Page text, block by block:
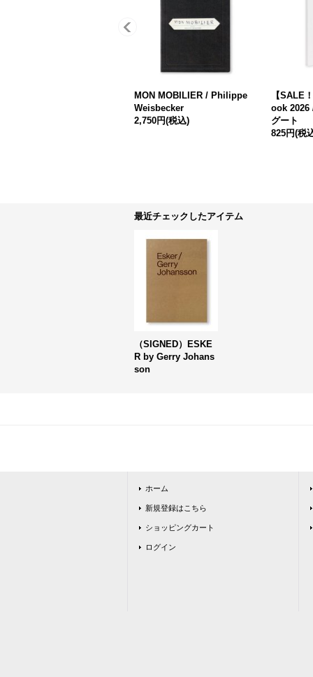
MON MOBILIER / Philippe
Weisbecker
2,750円(税込)
【SALE
ook
グート
825円(税
最近チェックしたアイテム
（SIGNED）ESKE
R by Gerry Johans
son
ホーム
新規登録はこちら
ショッピングカート
ログイン